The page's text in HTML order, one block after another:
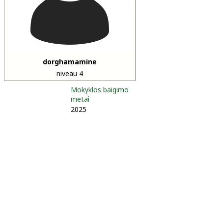
dorghamamine
niveau 4
Mokyklos baigimo
metai
2025